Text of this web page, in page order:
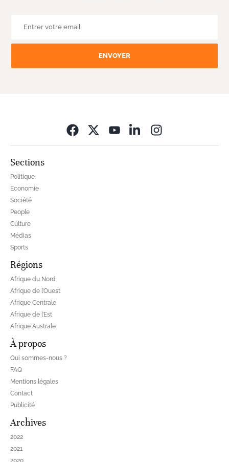
ENVOYER
Sections
Politique
Economie
Société
People
Culture
Médias
Sports
Régions
Afrique du Nord
Afrique de l’Ouest
Afrique Centrale
Afrique de l’Est
Afrique Australe
À propos
Qui sommes-nous ?
FAQ
Mentions légales
Contact
Publicité
Archives
2022
2021
2020